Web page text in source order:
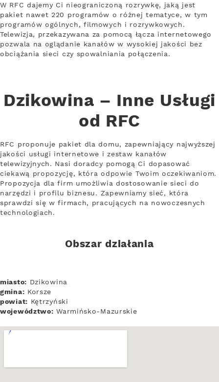
W RFC dajemy Ci nieograniczoną rozrywkę, jaką jest
pakiet nawet 220 programów o różnej tematyce, w tym
programów ogólnych, filmowych i rozrywkowych.
Telewizja, przekazywana za pomocą łącza internetowego
pozwala na oglądanie kanałów w wysokiej jakości bez
obciążania sieci czy spowalniania połączenia.
Dzikowina – Inne Usługi
od RFC
RFC proponuje pakiet dla domu, zapewniający najwyższej
jakości usługi internetowe i zestaw kanałów
telewizyjnych. Nasi doradcy pomogą Ci dopasować
ciekawą propozycję, która odpowie Twoim oczekiwaniom.
Propozycja dla firm umożliwia dostosowanie sieci do
narzędzi i profilu biznesu. Zapewniamy sieć, która
sprawdzi się w firmach, pracujących na nowoczesnych
technologiach.
Obszar działania
miasto: Dzikowina
gmina: Korsze
powiat: Kętrzyński
województwo: Warmińsko-Mazurskie